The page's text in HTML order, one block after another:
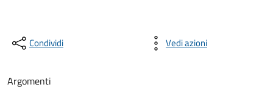
Condividi Vedi azioni
Argomenti